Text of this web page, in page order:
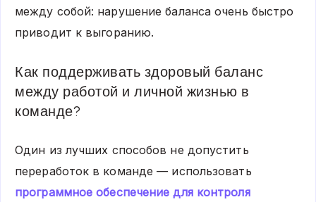
между собой: нарушение баланса очень быстро
приводит к выгоранию.
Как поддерживать здоровый баланс
между работой и личной жизнью в
команде?
Один из лучших способов не допустить
переработок в команде — использовать
программное обеспечение для контроля